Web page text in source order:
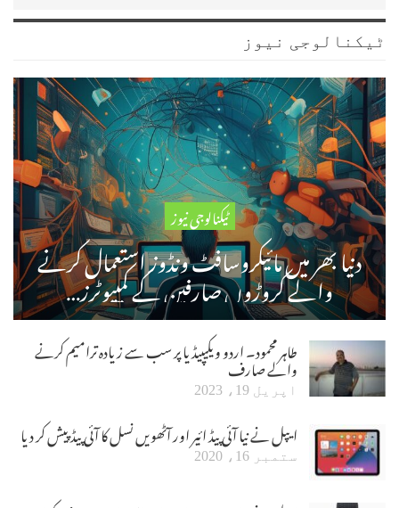
ٹیکنالوجی نیوز
ٹیکنالوجی نیوز
دنیا بھر میں مائیکروسافٹ ونڈوز استعمال کرنے
والے کروڑوں صارفین کے کمپیوٹرز…
طاہر محمود۔ اردو ویکیپیڈیا پر سب سے زیادہ ترامیم کرنے
والے صارف
اپریل 19، 2023
ایپل نے نیا آئی پیڈ ائیر اور آٹھویں نسل کا آئی پیڈ پیش کر دیا
ستمبر 16، 2020